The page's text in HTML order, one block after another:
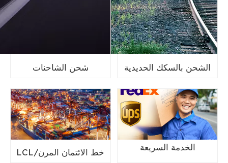
الشحن بالسكك الحديدية شحن الشاحنات
الخدمة السريعة خط الائتمان المرن/LCL